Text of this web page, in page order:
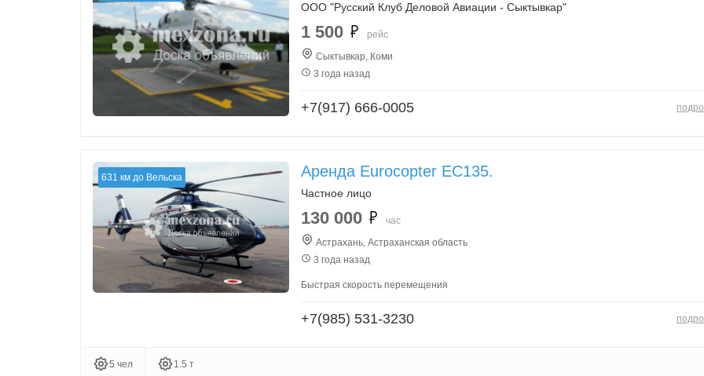
ООО "Русский Клуб Деловой Авиации - Сыктывкар"
1 500
рейс
Сыктывкар, Коми
3 года назад
+7(917) 666-0005
631 км до Вельска Аренда Eurocopter EC135.
Частное лицо
130 000
час
Астрахань, Астраханская область
3 года назад
Быстрая скорость перемещения
+7(985) 531-3230
5 чел 1.5 т